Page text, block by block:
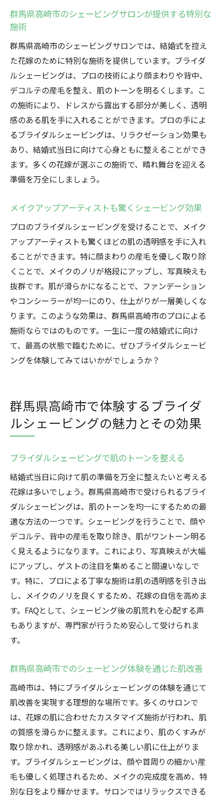
群馬県高崎市のシェービングサロンが提供する特別な
施術
群馬県高崎市のシェービングサロンでは、結婚式を控え
た花嫁のために特別な施術を提供しています。ブライダ
ルシェービングは、プロの技術により顔まわりや背中、
デコルテの産毛を整え、肌のトーンを明るくします。こ
の施術により、ドレスから露出する部分が美しく、透明
感のある肌を手に入れることができます。プロの手によ
るブライダルシェービングは、リラクゼーション効果も
あり、結婚式当日に向けて心身ともに整えることができ
ます。多くの花嫁が選ぶこの施術で、晴れ舞台を迎える
準備を万全にしましょう。
メイクアップアーティストも驚くシェービング効果
プロのブライダルシェービングを受けることで、メイク
アップアーティストも驚くほどの肌の透明感を手に入れ
ることができます。特に顔まわりの産毛を優しく取り除
くことで、メイクのノリが格段にアップし、写真映えも
抜群です。肌が滑らかになることで、ファンデーション
やコンシーラーが均一にのり、仕上がりが一層美しくな
ります。このような効果は、群馬県高崎市のプロによる
施術ならではのものです。一生に一度の結婚式に向け
て、最高の状態で臨むために、ぜひブライダルシェービ
ングを体験してみてはいかがでしょうか？
群馬県高崎市で体験するブライダ
ルシェービングの魅力とその効果
ブライダルシェービングで肌のトーンを整える
結婚式当日に向けて肌の準備を万全に整えたいと考える
花嫁は多いでしょう。群馬県高崎市で受けられるブライ
ダルシェービングは、肌のトーンを均一にするための最
適な方法の一つです。シェービングを行うことで、顔や
デコルテ、背中の産毛を取り除き、肌がワントーン明る
く見えるようになります。これにより、写真映えが大幅
にアップし、ゲストの注目を集めること間違いなしで
す。特に、プロによる丁寧な施術は肌の透明感を引き出
し、メイクのノリを良くするため、花嫁の自信を高めま
す。FAQとして、シェービング後の肌荒れを心配する声
もありますが、専門家が行うため安心して受けられま
す。
群馬県高崎市でのシェービング体験を通じた肌改善
高崎市は、特にブライダルシェービングの体験を通じて
肌改善を実現する理想的な場所です。多くのサロンで
は、花嫁の肌に合わせたカスタマイズ施術が行われ、肌
の質感を滑らかに整えます。これにより、肌のくすみが
取り除かれ、透明感があふれる美しい肌に仕上がりま
す。ブライダルシェービングは、顔や首周りの細かい産
毛も優しく処理されるため、メイクの完成度を高め、特
別な日をより輝かせます。サロンではリラックスできる